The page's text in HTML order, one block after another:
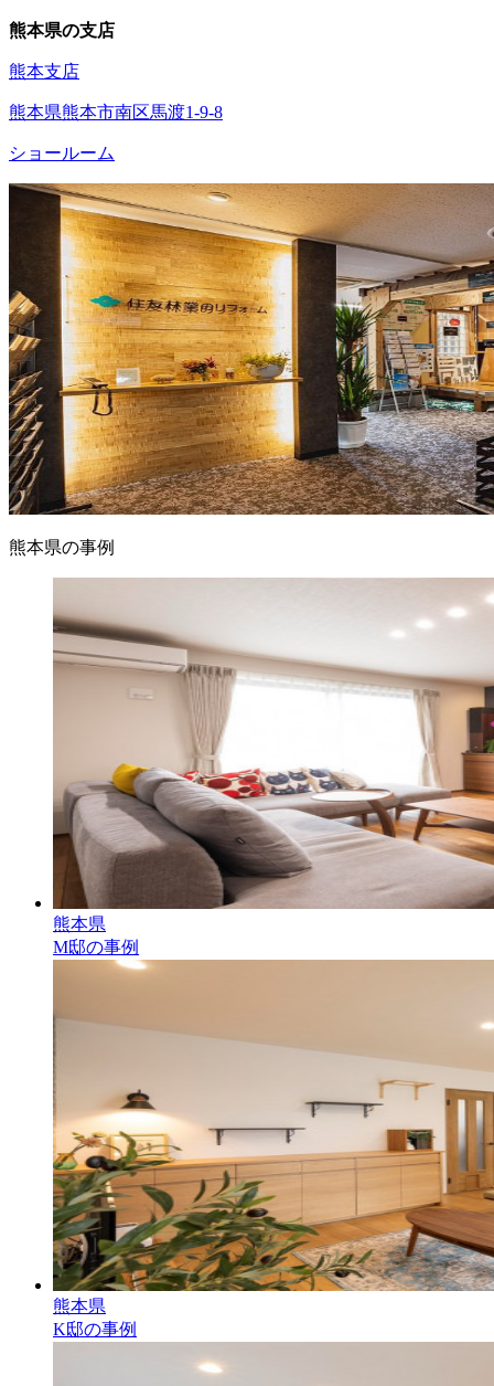
熊本県の支店
熊本支店
熊本県熊本市南区馬渡1-9-8
ショールーム
熊本県の事例
熊本県
M邸の事例
熊本県
K邸の事例